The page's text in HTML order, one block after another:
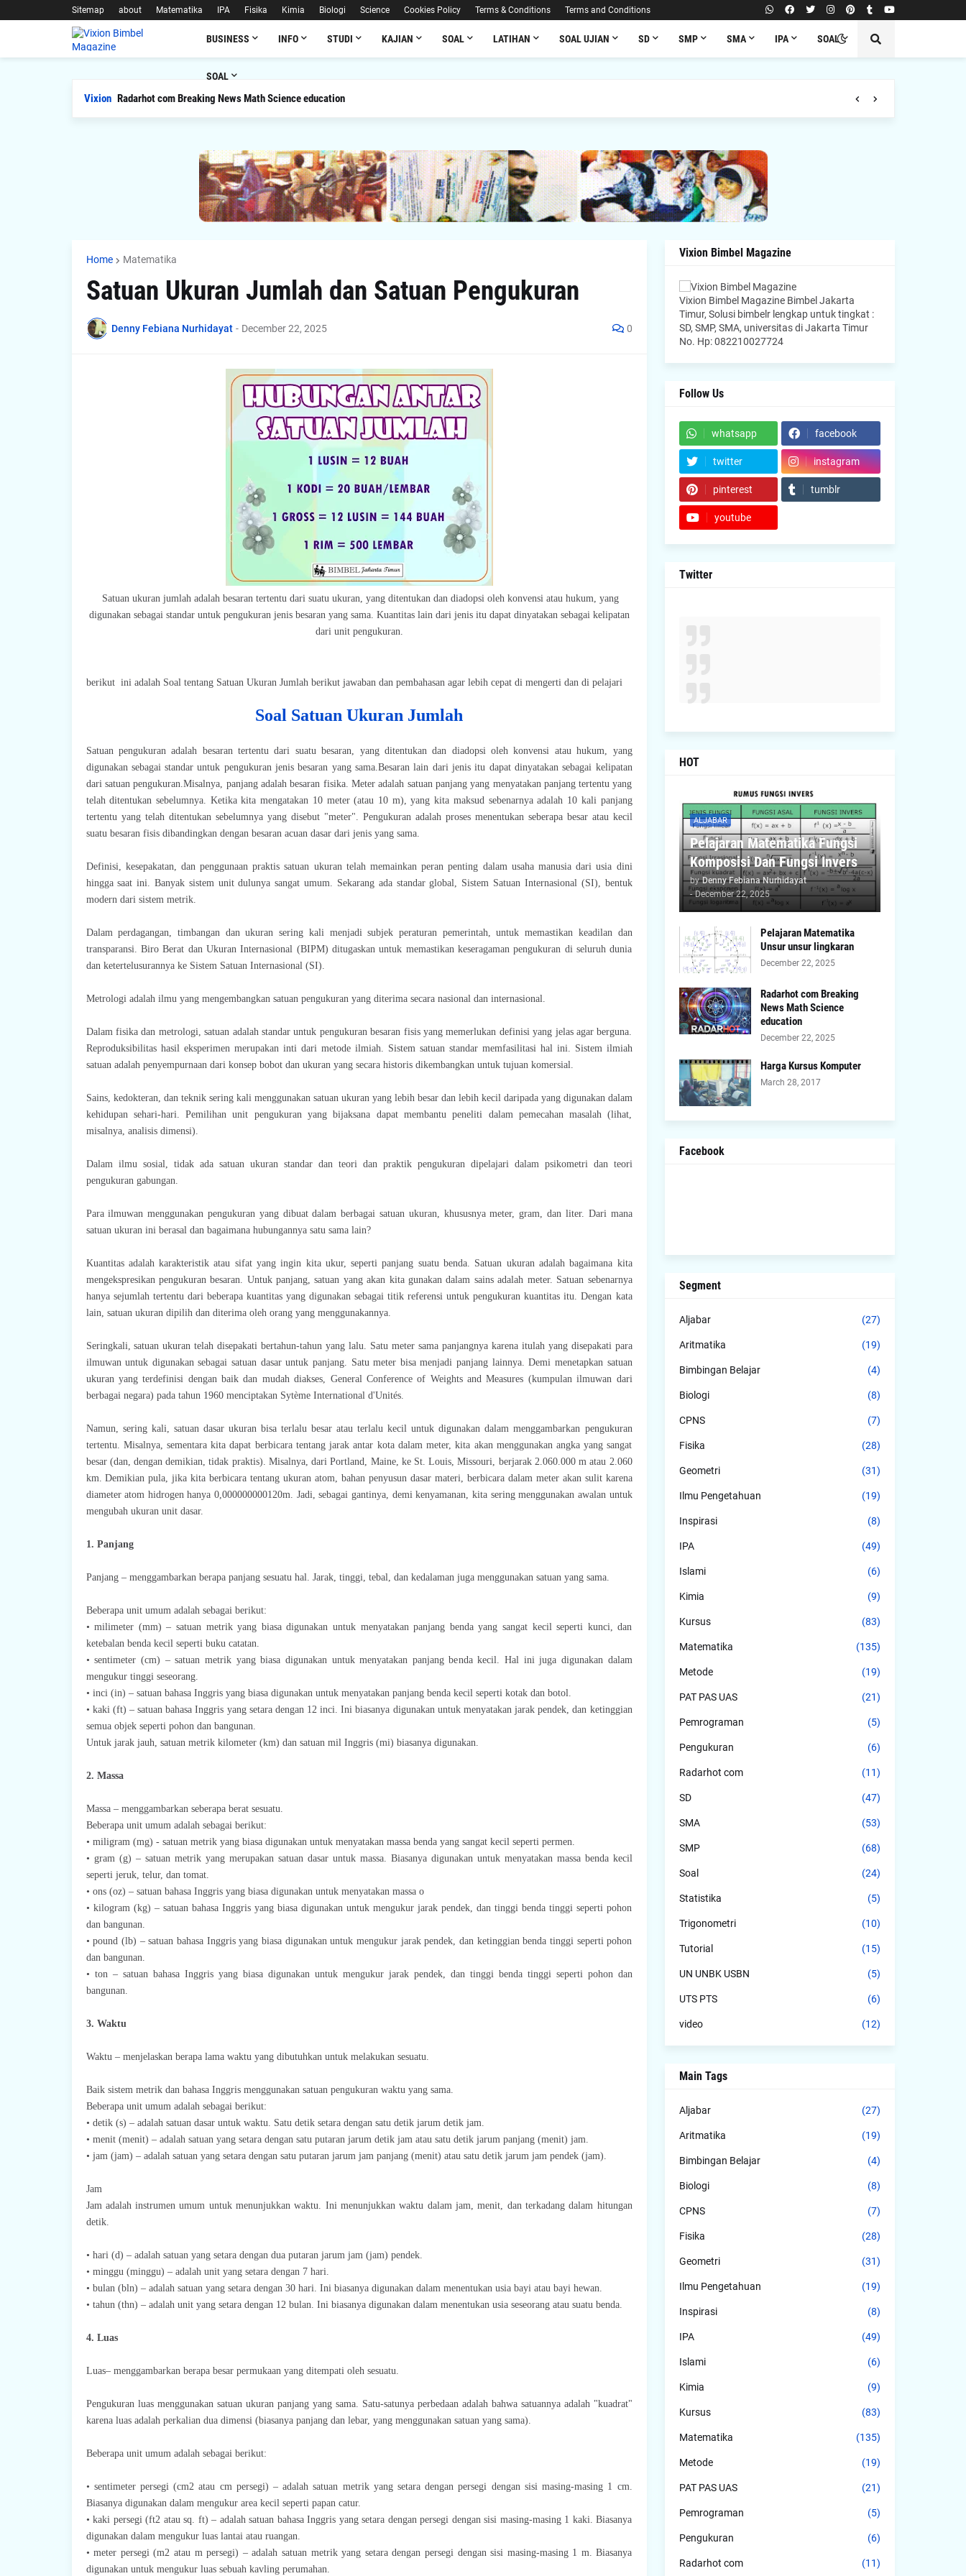
Sitemap about Matematika IPA Fisika Kimia Biologi Science Cookies Policy Terms & Conditions Terms and Conditions
BUSINESS INFO STUDI KAJIAN SOAL LATIHAN SOAL UJIAN SD SMP SMA IPA SOAL
SOAL
Vixion Radarhot com Breaking News Math Science education
Home Matematika
Satuan Ukuran Jumlah dan Satuan Pengukuran
Denny Febiana Nurhidayat - December 22, 2025 0
Satuan ukuran jumlah adalah besaran tertentu dari suatu ukuran, yang ditentukan dan diadopsi oleh konvensi atau hukum, yang
digunakan sebagai standar untuk pengukuran jenis besaran yang sama. Kuantitas lain dari jenis itu dapat dinyatakan sebagai kelipatan
dari unit pengukuran.
berikut ini adalah Soal tentang Satuan Ukuran Jumlah berikut jawaban dan pembahasan agar lebih cepat di mengerti dan di pelajari
Soal Satuan Ukuran Jumlah
Satuan pengukuran adalah besaran tertentu dari suatu besaran, yang ditentukan dan diadopsi oleh konvensi atau hukum, yang
digunakan sebagai standar untuk pengukuran jenis besaran yang sama.Besaran lain dari jenis itu dapat dinyatakan sebagai kelipatan
dari satuan pengukuran.Misalnya, panjang adalah besaran fisika. Meter adalah satuan panjang yang menyatakan panjang tertentu yang
telah ditentukan sebelumnya. Ketika kita mengatakan 10 meter (atau 10 m), yang kita maksud sebenarnya adalah 10 kali panjang
tertentu yang telah ditentukan sebelumnya yang disebut "meter". Pengukuran adalah proses menentukan seberapa besar atau kecil
suatu besaran fisis dibandingkan dengan besaran acuan dasar dari jenis yang sama.
Definisi, kesepakatan, dan penggunaan praktis satuan ukuran telah memainkan peran penting dalam usaha manusia dari usia dini
hingga saat ini. Banyak sistem unit dulunya sangat umum. Sekarang ada standar global, Sistem Satuan Internasional (SI), bentuk
modern dari sistem metrik.
Dalam perdagangan, timbangan dan ukuran sering kali menjadi subjek peraturan pemerintah, untuk memastikan keadilan dan
transparansi. Biro Berat dan Ukuran Internasional (BIPM) ditugaskan untuk memastikan keseragaman pengukuran di seluruh dunia
dan ketertelusurannya ke Sistem Satuan Internasional (SI).
Metrologi adalah ilmu yang mengembangkan satuan pengukuran yang diterima secara nasional dan internasional.
Dalam fisika dan metrologi, satuan adalah standar untuk pengukuran besaran fisis yang memerlukan definisi yang jelas agar berguna.
Reproduksibilitas hasil eksperimen merupakan inti dari metode ilmiah. Sistem satuan standar memfasilitasi hal ini. Sistem ilmiah
satuan adalah penyempurnaan dari konsep bobot dan ukuran yang secara historis dikembangkan untuk tujuan komersial.
Sains, kedokteran, dan teknik sering kali menggunakan satuan ukuran yang lebih besar dan lebih kecil daripada yang digunakan dalam
kehidupan sehari-hari. Pemilihan unit pengukuran yang bijaksana dapat membantu peneliti dalam pemecahan masalah (lihat,
misalnya, analisis dimensi).
Dalam ilmu sosial, tidak ada satuan ukuran standar dan teori dan praktik pengukuran dipelajari dalam psikometri dan teori
pengukuran gabungan.
Para ilmuwan menggunakan pengukuran yang dibuat dalam berbagai satuan ukuran, khususnya meter, gram, dan liter. Dari mana
satuan ukuran ini berasal dan bagaimana hubungannya satu sama lain?
Kuantitas adalah karakteristik atau sifat yang ingin kita ukur, seperti panjang suatu benda. Satuan ukuran adalah bagaimana kita
mengekspresikan pengukuran besaran. Untuk panjang, satuan yang akan kita gunakan dalam sains adalah meter. Satuan sebenarnya
hanya sejumlah tertentu dari beberapa kuantitas yang digunakan sebagai titik referensi untuk pengukuran kuantitas itu. Dengan kata
lain, satuan ukuran dipilih dan diterima oleh orang yang menggunakannya.
Seringkali, satuan ukuran telah disepakati bertahun-tahun yang lalu. Satu meter sama panjangnya karena itulah yang disepakati para
ilmuwan untuk digunakan sebagai satuan dasar untuk panjang. Satu meter bisa menjadi panjang lainnya. Demi menetapkan satuan
ukuran yang terdefinisi dengan baik dan mudah diakses, General Conference of Weights and Measures (kumpulan ilmuwan dari
berbagai negara) pada tahun 1960 menciptakan Sytème International d'Unités.
Namun, sering kali, satuan dasar ukuran bisa terlalu besar atau terlalu kecil untuk digunakan dalam menggambarkan pengukuran
tertentu. Misalnya, sementara kita dapat berbicara tentang jarak antar kota dalam meter, kita akan menggunakan angka yang sangat
besar (dan, dengan demikian, tidak praktis). Misalnya, dari Portland, Maine, ke St. Louis, Missouri, berjarak 2.060.000 m atau 2.060
km. Demikian pula, jika kita berbicara tentang ukuran atom, bahan penyusun dasar materi, berbicara dalam meter akan sulit karena
diameter atom hidrogen hanya 0,000000000120m. Jadi, sebagai gantinya, demi kenyamanan, kita sering menggunakan awalan untuk
mengubah ukuran unit dasar.
1. Panjang
Panjang – menggambarkan berapa panjang sesuatu hal. Jarak, tinggi, tebal, dan kedalaman juga menggunakan satuan yang sama.
Beberapa unit umum adalah sebagai berikut:
• milimeter (mm) – satuan metrik yang biasa digunakan untuk menyatakan panjang benda yang sangat kecil seperti kunci, dan
ketebalan benda kecil seperti buku catatan.
• sentimeter (cm) – satuan metrik yang biasa digunakan untuk menyatakan panjang benda kecil. Hal ini juga digunakan dalam
mengukur tinggi seseorang.
• inci (in) – satuan bahasa Inggris yang biasa digunakan untuk menyatakan panjang benda kecil seperti kotak dan botol.
• kaki (ft) – satuan bahasa Inggris yang setara dengan 12 inci. Ini biasanya digunakan untuk menyatakan jarak pendek, dan ketinggian
semua objek seperti pohon dan bangunan.
Untuk jarak jauh, satuan metrik kilometer (km) dan satuan mil Inggris (mi) biasanya digunakan.
2. Massa
Massa – menggambarkan seberapa berat sesuatu.
Beberapa unit umum adalah sebagai berikut:
• miligram (mg) - satuan metrik yang biasa digunakan untuk menyatakan massa benda yang sangat kecil seperti permen.
• gram (g) – satuan metrik yang merupakan satuan dasar untuk massa. Biasanya digunakan untuk menyatakan massa benda kecil
seperti jeruk, telur, dan tomat.
• ons (oz) – satuan bahasa Inggris yang biasa digunakan untuk menyatakan massa o
• kilogram (kg) – satuan bahasa Inggris yang biasa digunakan untuk mengukur jarak pendek, dan tinggi benda tinggi seperti pohon
dan bangunan.
• pound (lb) – satuan bahasa Inggris yang biasa digunakan untuk mengukur jarak pendek, dan ketinggian benda tinggi seperti pohon
dan bangunan.
• ton – satuan bahasa Inggris yang biasa digunakan untuk mengukur jarak pendek, dan tinggi benda tinggi seperti pohon dan
bangunan.
3. Waktu
Waktu – menjelaskan berapa lama waktu yang dibutuhkan untuk melakukan sesuatu.
Baik sistem metrik dan bahasa Inggris menggunakan satuan pengukuran waktu yang sama.
Beberapa unit umum adalah sebagai berikut:
• detik (s) – adalah satuan dasar untuk waktu. Satu detik setara dengan satu detik jarum detik jam.
• menit (menit) – adalah satuan yang setara dengan satu putaran jarum detik jam atau satu detik jarum panjang (menit) jam.
• jam (jam) – adalah satuan yang setara dengan satu putaran jarum jam panjang (menit) atau satu detik jarum jam pendek (jam).
Jam
Jam adalah instrumen umum untuk menunjukkan waktu. Ini menunjukkan waktu dalam jam, menit, dan terkadang dalam hitungan
detik.
• hari (d) – adalah satuan yang setara dengan dua putaran jarum jam (jam) pendek.
• minggu (minggu) – adalah unit yang setara dengan 7 hari.
• bulan (bln) – adalah satuan yang setara dengan 30 hari. Ini biasanya digunakan dalam menentukan usia bayi atau bayi hewan.
• tahun (thn) – adalah unit yang setara dengan 12 bulan. Ini biasanya digunakan dalam menentukan usia seseorang atau suatu benda.
4. Luas
Luas– menggambarkan berapa besar permukaan yang ditempati oleh sesuatu.
Pengukuran luas menggunakan satuan ukuran panjang yang sama. Satu-satunya perbedaan adalah bahwa satuannya adalah "kuadrat"
karena luas adalah perkalian dua dimensi (biasanya panjang dan lebar, yang menggunakan satuan yang sama).
Beberapa unit umum adalah sebagai berikut:
• sentimeter persegi (cm2 atau cm persegi) – adalah satuan metrik yang setara dengan persegi dengan sisi masing-masing 1 cm.
Biasanya digunakan dalam mengukur area kecil seperti papan catur.
• kaki persegi (ft2 atau sq. ft) – adalah satuan bahasa Inggris yang setara dengan persegi dengan sisi masing-masing 1 kaki. Biasanya
digunakan dalam mengukur luas lantai atau ruangan.
• meter persegi (m2 atau m persegi) – adalah satuan metrik yang setara dengan persegi dengan sisi masing-masing 1 m. Biasanya
digunakan untuk mengukur luas sebuah kavling perumahan.
Vixion Bimbel Magazine
Vixion Bimbel Magazine Bimbel Jakarta
Timur, Solusi bimbelr lengkap untuk tingkat :
SD, SMP, SMA, universitas di Jakarta Timur
No. Hp: 082210027724
Follow Us
whatsapp facebook
twitter instagram
pinterest tumblr
youtube
Twitter
HOT
ALJABAR
Pelajaran Matematika Fungsi
Komposisi Dan Fungsi Invers
by Denny Febiana Nurhidayat
- December 22, 2025
Pelajaran Matematika
Unsur unsur lingkaran
December 22, 2025
Radarhot com Breaking
News Math Science
education
December 22, 2025
Harga Kursus Komputer
March 28, 2017
Facebook
Segment
Aljabar (27)
Aritmatika (19)
Bimbingan Belajar (4)
Biologi (8)
CPNS (7)
Fisika (28)
Geometri (31)
Ilmu Pengetahuan (19)
Inspirasi (8)
IPA (49)
Islami (6)
Kimia (9)
Kursus (83)
Matematika (135)
Metode (19)
PAT PAS UAS (21)
Pemrograman (5)
Pengukuran (6)
Radarhot com (11)
SD (47)
SMA (53)
SMP (68)
Soal (24)
Statistika (5)
Trigonometri (10)
Tutorial (15)
UN UNBK USBN (5)
UTS PTS (6)
video (12)
Main Tags
Aljabar (27)
Aritmatika (19)
Bimbingan Belajar (4)
Biologi (8)
CPNS (7)
Fisika (28)
Geometri (31)
Ilmu Pengetahuan (19)
Inspirasi (8)
IPA (49)
Islami (6)
Kimia (9)
Kursus (83)
Matematika (135)
Metode (19)
PAT PAS UAS (21)
Pemrograman (5)
Pengukuran (6)
Radarhot com (11)